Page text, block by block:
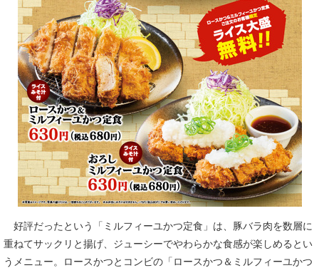
好評だったという「ミルフィーユかつ定食」は、豚バラ肉を数層に
重ねてサックリと揚げ、ジューシーでやわらかな食感が楽しめるとい
うメニュー。ロースかつとコンビの「ロースかつ＆ミルフィーユかつ